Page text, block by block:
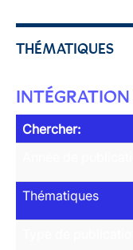
THÉMATIQUES
INTÉGRATION
Chercher:
Thématiques